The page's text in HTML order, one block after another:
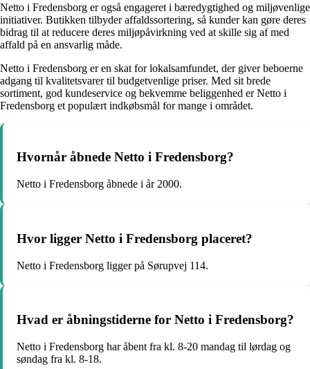
Netto i Fredensborg er også engageret i bæredygtighed og miljøvenlige
initiativer. Butikken tilbyder affaldssortering, så kunder kan gøre deres
bidrag til at reducere deres miljøpåvirkning ved at skille sig af med
affald på en ansvarlig måde.
Netto i Fredensborg er en skat for lokalsamfundet, der giver beboerne
adgang til kvalitetsvarer til budgetvenlige priser. Med sit brede
sortiment, god kundeservice og bekvemme beliggenhed er Netto i
Fredensborg et populært indkøbsmål for mange i området.
Hvornår åbnede Netto i Fredensborg?
Netto i Fredensborg åbnede i år 2000.
Hvor ligger Netto i Fredensborg placeret?
Netto i Fredensborg ligger på Sørupvej 114.
Hvad er åbningstiderne for Netto i Fredensborg?
Netto i Fredensborg har åbent fra kl. 8-20 mandag til lørdag og
søndag fra kl. 8-18.